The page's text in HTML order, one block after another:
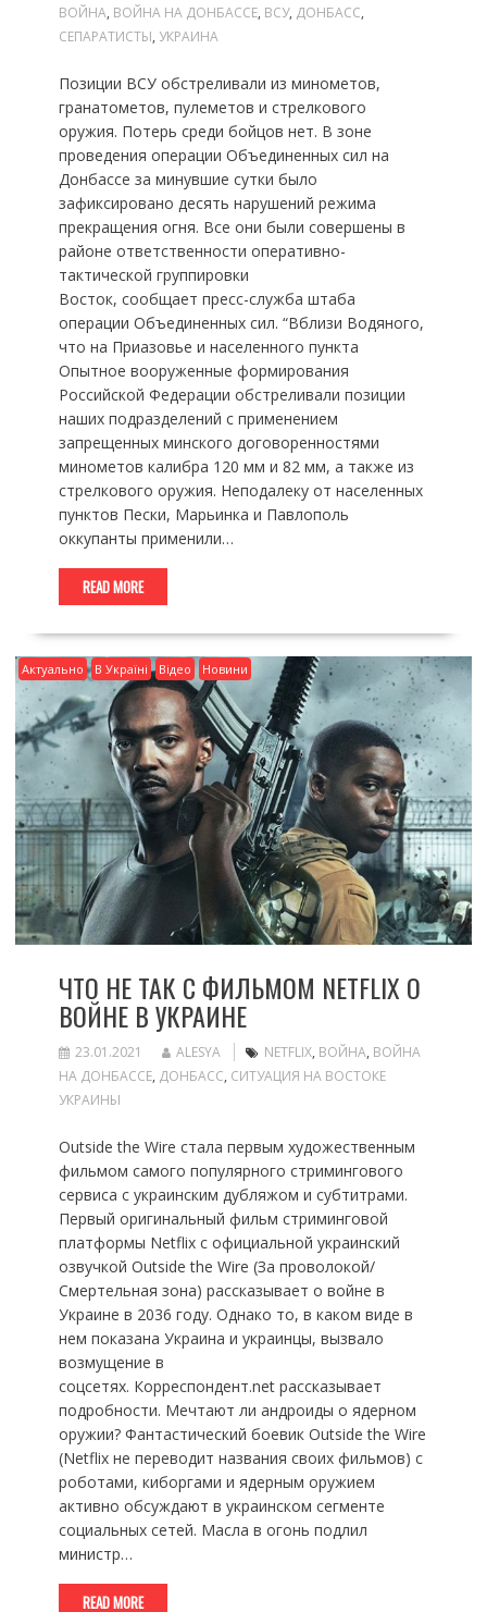
ВОЙНА, ВОЙНА НА ДОНБАССЕ, ВСУ, ДОНБАСС,
СЕПАРАТИСТЫ, УКРАИНА
Позиции ВСУ обстреливали из минометов,
гранатометов, пулеметов и стрелкового
оружия. Потерь среди бойцов нет. В зоне
проведения операции Объединенных сил на
Донбассе за минувшие сутки было
зафиксировано десять нарушений режима
прекращения огня. Все они были совершены в
районе ответственности оперативно-
тактической группировки
Восток, сообщает пресс-служба штаба
операции Объединенных сил. “Вблизи Водяного,
что на Приазовье и населенного пункта
Опытное вооруженные формирования
Российской Федерации обстреливали позиции
наших подразделений с применением
запрещенных минского договоренностями
минометов калибра 120 мм и 82 мм, а также из
стрелкового оружия. Неподалеку от населенных
пунктов Пески, Марьинка и Павлополь
оккупанты применили…
READ MORE
Актуально В Україні Відео Новини
ЧТО НЕ ТАК С ФИЛЬМОМ NETFLIX О
ВОЙНЕ В УКРАИНЕ
23.01.2021 ALESYA NETFLIX, ВОЙНА, ВОЙНА
НА ДОНБАССЕ, ДОНБАСС, СИТУАЦИЯ НА ВОСТОКЕ
УКРАИНЫ
Outside the Wire стала первым художественным
фильмом самого популярного стримингового
сервиса с украинским дубляжом и субтитрами.
Первый оригинальный фильм стриминговой
платформы Netflix с официальной украинский
озвучкой Outside the Wire (За проволокой/
Смертельная зона) рассказывает о войне в
Украине в 2036 году. Однако то, в каком виде в
нем показана Украина и украинцы, вызвало
возмущение в
соцсетях. Корреспондент.net рассказывает
подробности. Мечтают ли андроиды о ядерном
оружии? Фантастический боевик Outside the Wire
(Netflix не переводит названия своих фильмов) с
роботами, киборгами и ядерным оружием
активно обсуждают в украинском сегменте
социальных сетей. Масла в огонь подлил
министр…
READ MORE